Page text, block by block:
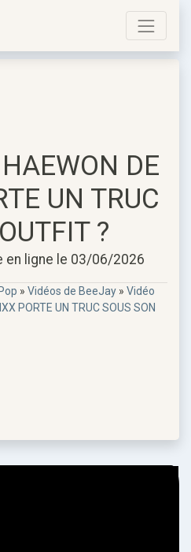
DE
UN TRUC
?
en ligne le 03/06/2026
» Vidéos de BeeJay » Vidéo
PORTE UN TRUC SOUS SON